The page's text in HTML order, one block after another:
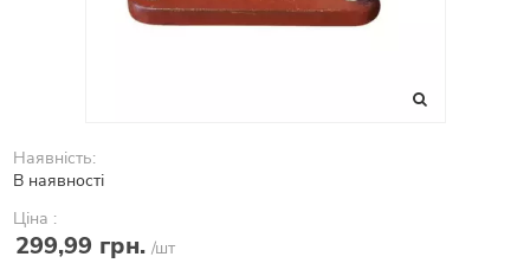
Наявність:
В наявності
Ціна :
299,99 грн. /шт